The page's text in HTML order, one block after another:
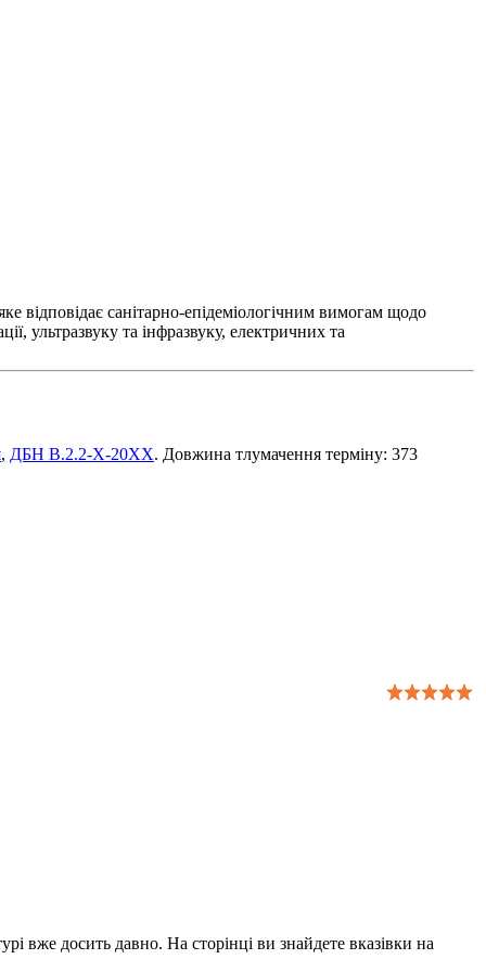
відповідає санітарно-епідеміологічним вимогам щодо
ультразвуку та інфразвуку, електричних та
, ДБН В.2.2-Х-20ХХ. Довжина тлумачення терміну: 373
вже досить давно. На сторінці ви знайдете вказівки на